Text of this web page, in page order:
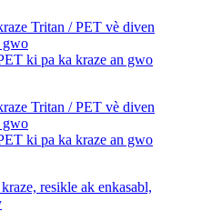
ki pa ka kraze an gwo
ki pa ka kraze an gwo